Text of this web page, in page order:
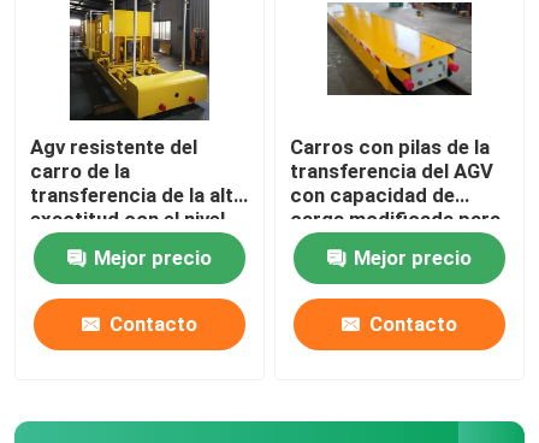
Grúa de lanzamiento
Grúa que ase
Estación de carga inteligente
Agv resistente del
carro de la
transferencia de la alta
exactitud con el nivel
de la protección IP54
garantía de 1 año
Mejor precio
Contacto
Carros con pilas de la
transferencia del AGV
con capacidad de
carga modificada para
requisitos particulares
Mejor precio
Contacto